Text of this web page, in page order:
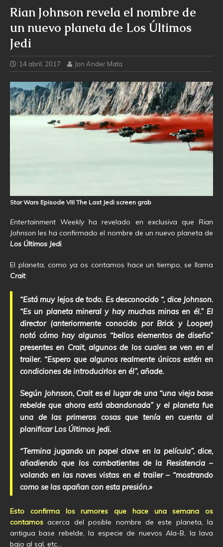
Rian Johnson revela el nombre de
un nuevo planeta de Los Últimos
Jedi
14 abril, 2017 Jon Ander Mata
Star Wars Episode VIII The Last Jedi screen grab
Entertainment Weeklyha revelado en exclusiva que Rian
Johnson les ha confirmado el nombre de un nuevo planeta de
Los Últimos Jedi.
El planeta, como ya os contamos hace un tiempo, se llama
Crait:
“Está muy lejos de todo. Es desconocido “, dice Johnson.
“Es un planeta mineral y hay muchas minas en él.” El
director (anteriormente conocido por Brick y Looper)
notó cómo hay algunos “bellos elementos de diseño”
presentes en Crait, algunos de los cuales se ven en el
trailer. “Espero que algunos realmente únicos estén en
condiciones de introducirlos en él”, añade.
Según Johnson, Crait es el lugar de una “una vieja base
rebelde que ahora está abandonada” y el planeta fue
una de las primeras cosas que tenía en cuenta al
planificar Los Últimos Jedi.
“Termina jugando un papel clave en la película”, dice,
añadiendo que los combatientes de la Resistencia –
volando en las naves vistas en el trailer – “mostrando
como se las apañan con esta presión.»
Esto confirma los rumores que hace una semana os
contamos acerca del posible nombre de este planeta, la
antigua base rebelde, la especie de nuevos Ala-B, la lava
bajo al sal, etc…